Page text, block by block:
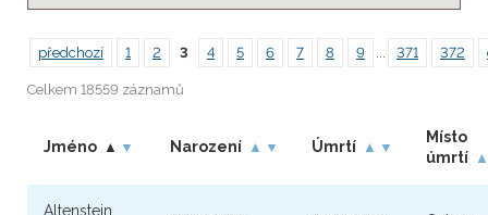
předchozí 1 2 3 4 5 6 7 8 9 ... 371 372
Celkem 18559 záznamů
Jméno ▲ ▼ Narození ▲ ▼ Úmrtí ▲ ▼
Místo
úmrtí ▲
Altenstein